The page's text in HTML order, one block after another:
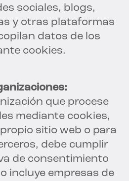
sociales, blogs,
y otras plataformas
datos de los
cookies.
que procese
mediante cookies,
sitio web o para
debe cumplir
de consentimiento
incluye empresas de